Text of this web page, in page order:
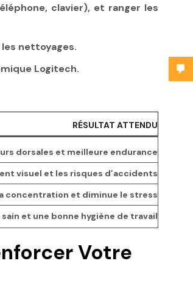
clavier), et ranger les
nettoyages.
Logitech.
RÉSULTAT ATTENDU
dorsales et meilleure endurance
visuel et les risques d’accidents
concentration et diminue le stress
et une bonne hygiène de travail
Votre